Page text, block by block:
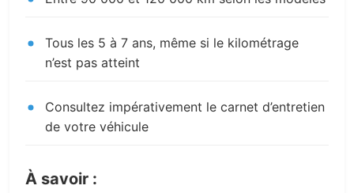
Tous les 5 à 7 ans, même si le kilométrage
n’est pas atteint
Consultez impérativement le carnet d’entretien
de votre véhicule
À savoir :